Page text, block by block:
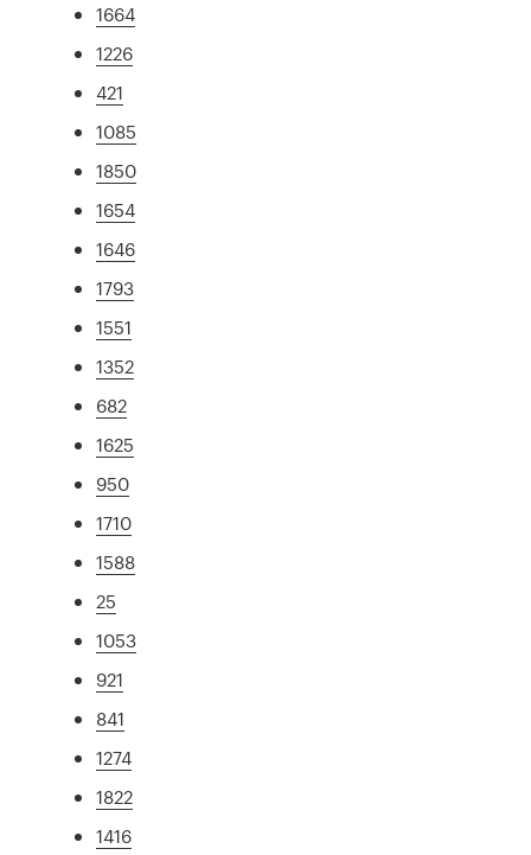
1664
1226
421
1085
1850
1654
1646
1793
1551
1352
682
1625
950
1710
1588
25
1053
921
841
1274
1822
1416